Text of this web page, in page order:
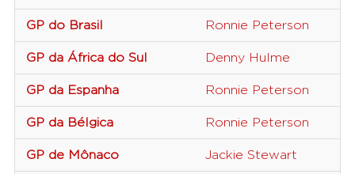
GP do Brasil Ronnie Peterson
GP da África do Sul Denny Hulme
GP da Espanha Ronnie Peterson
GP da Bélgica Ronnie Peterson
GP de Mônaco Jackie Stewart